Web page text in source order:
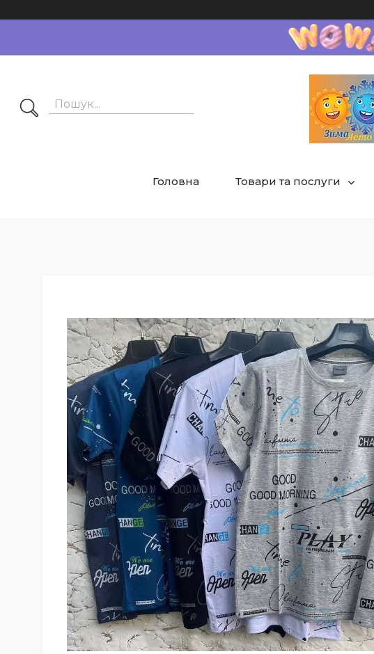
Головна Товари та послуги